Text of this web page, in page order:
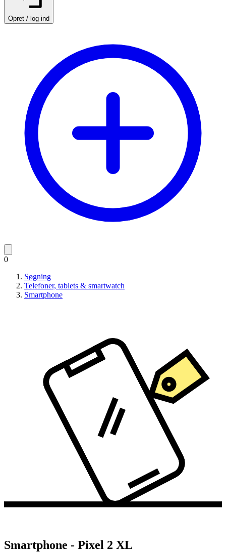
Opret / log ind
0
Søgning
Telefoner, tablets & smartwatch
Smartphone
Smartphone - Pixel 2 XL